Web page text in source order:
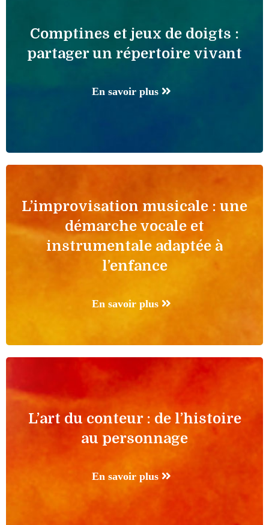
Comptines et jeux de doigts :
partager un répertoire vivant
En savoir plus
L’improvisation musicale : une
démarche vocale et
instrumentale adaptée à
l’enfance
En savoir plus
L’art du conteur : de l’histoire
au personnage
En savoir plus